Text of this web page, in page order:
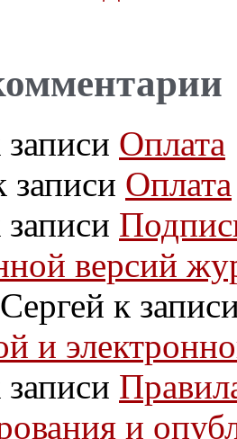
записи Оплата
записи Оплата
записи
версий
к
и
записи
и